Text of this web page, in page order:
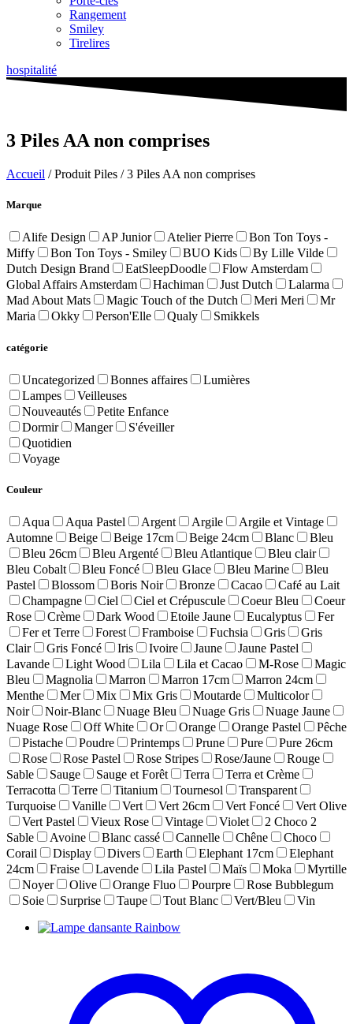
Rangement
Smiley
Tirelires
hospitalité
3 Piles AA non comprises
Accueil / Produit Piles / 3 Piles AA non comprises
Marque
Alife Design AP Junior Atelier Pierre
Bon Ton Toys -
Miffy
Bon Ton Toys - Smiley BUO Kids
By Lille Vilde
Dutch Design Brand
EatSleepDoodle
Flow Amsterdam
Global Affairs Amsterdam
Hachiman Just Dutch
Lalarma
Mad About Mats
Magic Touch of the Dutch Meri Meri
Mr
Maria
Okky Person'Elle Qualy Smikkels
catégorie
Uncategorized Bonnes affaires
Lumières
Lampes
Veilleuses
Nouveautés
Petite Enfance
Dormir
Manger
S'éveiller
Quotidien
Voyage
Couleur
Aqua Aqua Pastel Argent Argile
Argile et Vintage
Automne
Beige Beige 17cm Beige 24cm Blanc
Bleu
Bleu 26cm
Bleu Argenté Bleu Atlantique
Bleu clair
Bleu Cobalt
Bleu Foncé Bleu Glace Bleu Marine
Bleu
Pastel
Blossom Boris Noir Bronze Cacao
Café au Lait
Champagne
Ciel Ciel et Crépuscule Coeur Bleu
Coeur
Rose
Crème Dark Wood Etoile Jaune Eucalyptus
Fer
Fer et Terre
Forest Framboise Fuchsia Gris
Gris
Clair
Gris Foncé Iris Ivoire Jaune
Jaune Pastel
Lavande
Light Wood Lila Lila et Cacao M-Rose
Magic
Bleu
Magnolia Marron Marron 17cm
Marron 24cm
Menthe
Mer Mix Mix Gris Moutarde
Multicolor
Noir
Noir-Blanc Nuage Bleu Nuage Gris
Nuage Jaune
Nuage Rose
Off White Or Orange Orange Pastel
Pêche
Pistache
Poudre Printemps Prune Pure
Pure 26cm
Rose
Rose Pastel Rose Stripes Rose/Jaune
Rouge
Sable
Sauge Sauge et Forêt Terra
Terra et Crème
Terracotta
Terre Titanium Tournesol
Transparent
Turquoise
Vanille Vert Vert 26cm Vert Foncé
Vert Olive
Vert Pastel
Vieux Rose Vintage Violet
2 Choco 2
Sable
Avoine Blanc cassé Cannelle Chêne
Choco
Corail
Display Divers Earth Elephant 17cm
Elephant
24cm
Fraise Lavende Lila Pastel Maïs Moka
Myrtille
Noyer
Olive Orange Fluo Pourpre
Rose Bubblegum
Soie
Surprise Taupe Tout Blanc Vert/Bleu Vin